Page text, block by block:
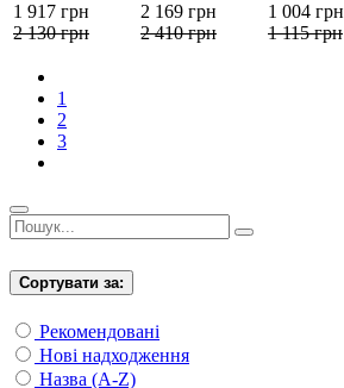
1 917 грн
2 130грн
2 169 грн
2 410грн
1 004 грн
1 115грн
1
2
3
Сортувати за:
Рекомендовані
Нові надходження
Назва (A-Z)